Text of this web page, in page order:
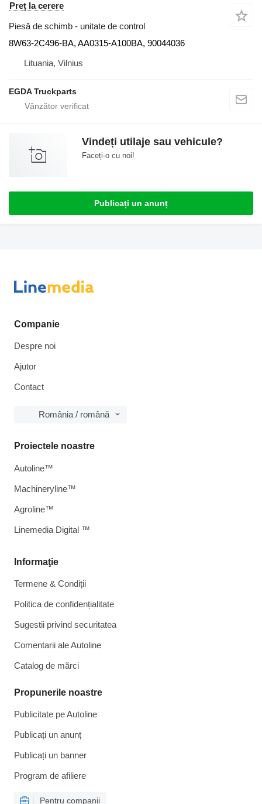
Preț la cerere
Piesă de schimb - unitate de control
8W63-2C496-BA, AA0315-A100BA, 90044036
Lituania, Vilnius
EGDA Truckparts
Vindeți utilaje sau vehicule?
Faceți-o cu noi!
Publicați un anunț
Companie
Despre noi
Ajutor
Contact
România / română
Informaţie
Termene & Condiții
Politica de confidențialitate
Sugestii privind securitatea
Comentarii ale Autoline
Catalog de mărcі
Propunerile noastre
Publicitate pe Autoline
Publicați un anunț
Publicați un banner
Program de afiliere
Pentru companii
Proiectele noastre
Autoline™
Machineryline™
Agroline™
Linemedia Digital ™